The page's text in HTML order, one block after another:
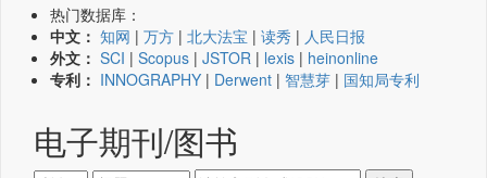
热门数据库：
中文： 知网 | 万方 | 北大法宝 | 读秀 | 人民日报
外文： SCI | Scopus | JSTOR | lexis | heinonline
专利： INNOGRAPHY | Derwent | 智慧芽 | 国知局专利
电子期刊/图书